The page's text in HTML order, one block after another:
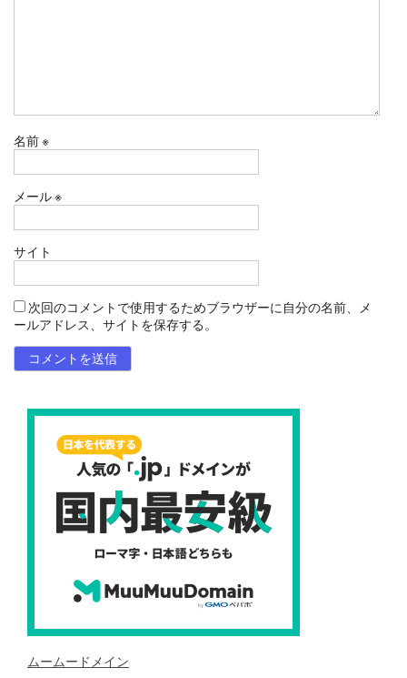
名前※
メール※
サイト
次回のコメントで使用するためブラウザーに自分の名前、メ
ールアドレス、サイトを保存する。
ムームードメイン